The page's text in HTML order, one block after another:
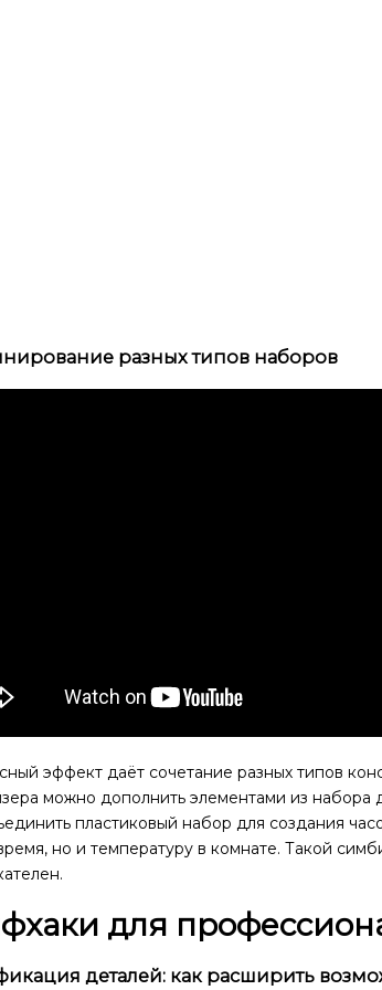
разных типов наборов
эффект даёт сочетание разных типов
можно дополнить элементами из
пластиковый набор для создания
но и температуру в комнате. Такой
для
деталей: как расширить